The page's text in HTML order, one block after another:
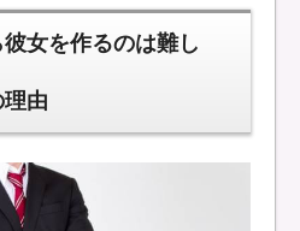
女を作るのは難し
由